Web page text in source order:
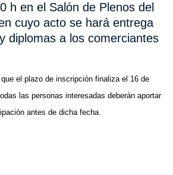
h en el Salón de Plenos del
cuyo acto se hará entrega
diplomas a los comerciantes
el plazo de inscripción finaliza el 16 de
las personas interesadas deberán aportar
antes de dicha fecha.